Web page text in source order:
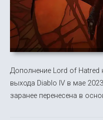
Дополнение Lord of Hatred
выхода Diablo IV в мае
заранее перенесена в